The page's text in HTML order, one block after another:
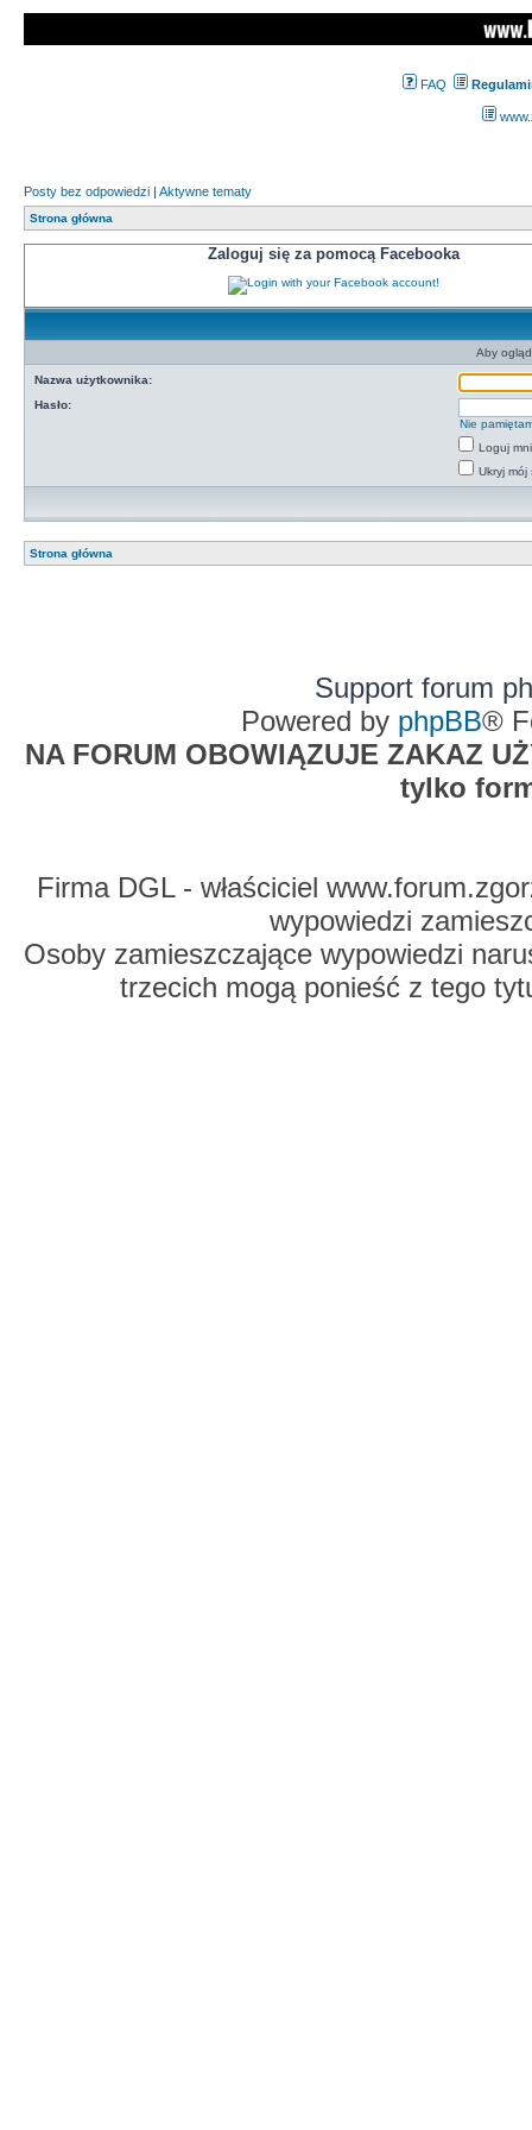
FAQ
Posty bez odpowiedzi | Aktywne tematy
Strona główna
Zaloguj się za pomocą Facebooka
Aby
Nazwa użytkownika:
Hasło:
Nie
Loguj
Ukryj mój
Strona główna
Support forum
Powered by phpBB®
NA FORUM OBOWIĄZUJE ZAKAZ
tylko
Firma DGL - właściciel
wypowiedzi
Osoby zamieszczające wypowiedzi
trzecich mogą ponieść z tego